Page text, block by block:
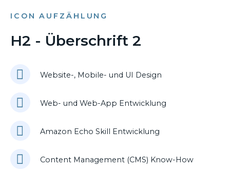
ICON AUFZÄHLUNG
H2 - Überschrift 2
Website-, Mobile- und UI Design
Web- und Web-App Entwicklung
Amazon Echo Skill Entwicklung
Content Management (CMS) Know-How